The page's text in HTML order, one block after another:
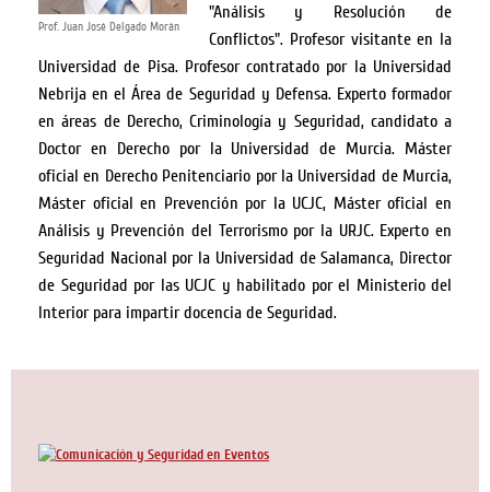
Prof. Juan José Delgado Morán
"Análisis y Resolución de
Conflictos". Profesor visitante en la
Universidad de Pisa. Profesor contratado por la Universidad
Nebrija en el Área de Seguridad y Defensa. Experto formador
en áreas de Derecho, Criminología y Seguridad, candidato a
Doctor en Derecho por la Universidad de Murcia. Máster
oficial en Derecho Penitenciario por la Universidad de Murcia,
Máster oficial en Prevención por la UCJC, Máster oficial en
Análisis y Prevención del Terrorismo por la URJC. Experto en
Seguridad Nacional por la Universidad de Salamanca, Director
de Seguridad por las UCJC y habilitado por el Ministerio del
Interior para impartir docencia de Seguridad.